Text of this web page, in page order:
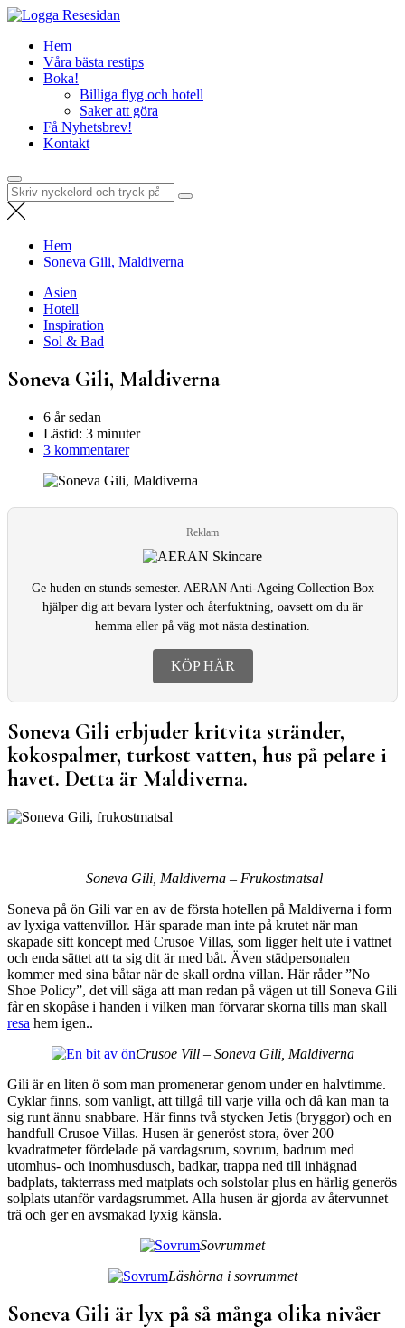
Hoppa
innehåll
Din resa börjar här – utflykter, guider och resetips för alla äventyr
Hem
Våra bästa restips
Boka!
Billiga flyg och hotell
Saker att göra
Få Nyhetsbrev!
Kontakt
Sök
efter:
Hem
Soneva Gili, Maldiverna
Asien
Hotell
Inspiration
Sol & Bad
Soneva Gili, Maldiverna
6 år sedan
Lästid: 3 minuter
3 kommentarer
Reklam
Ge huden en stunds semester. AERAN Anti-Ageing Collection Box
hjälper dig att bevara lyster och återfuktning, oavsett om du är
hemma eller på väg mot nästa destination.
KÖP HÄR
Soneva Gili erbjuder kritvita stränder,
kokospalmer, turkost vatten, hus på pelare i
havet. Detta är Maldiverna.
Soneva Gili, Maldiverna – Frukostmatsal
Soneva på ön Gili var en av de första hotellen på Maldiverna i form
av lyxiga vattenvillor. Här sparade man inte på krutet när man
skapade sitt koncept med Crusoe Villas, som ligger helt ute i vattnet
och enda sättet att ta sig dit är med båt. Även städpersonalen
kommer med sina båtar när de skall ordna villan. Här råder ”No
Shoe Policy”, det vill säga att man redan på vägen ut till Soneva Gili
får en skopåse i handen i vilken man förvarar skorna tills man skall
resa hem igen..
Crusoe Vill – Soneva Gili, Maldiverna
Gili är en liten ö som man promenerar genom under en halvtimme.
Cyklar finns, som vanligt, att tillgå till varje villa och då kan man ta
sig runt ännu snabbare. Här finns två stycken Jetis (bryggor) och en
handfull Crusoe Villas. Husen är generöst stora, över 200
kvadratmeter fördelade på vardagsrum, sovrum, badrum med
utomhus- och inomhusdusch, badkar, trappa ned till inhägnad
badplats, takterrass med matplats och solstolar plus en härlig generös
solplats utanför vardagsrummet. Alla husen är gjorda av återvunnet
trä och ger en avsmakad lyxig känsla.
Sovrummet
Läshörna i sovrummet
Soneva Gili är lyx på så många olika nivåer